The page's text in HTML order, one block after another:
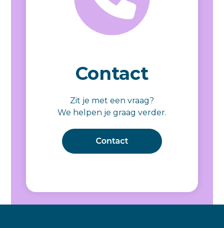
Contact
Zit je met een vraag?
We helpen je graag verder.